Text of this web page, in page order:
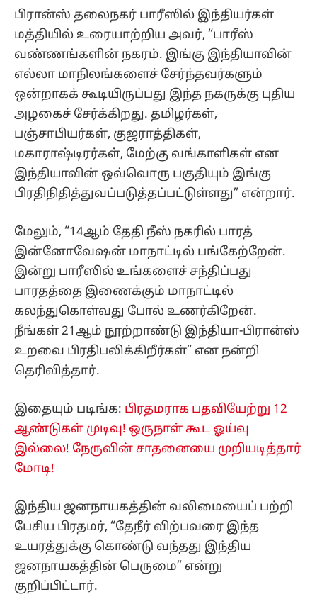
பிரான்ஸ் தலைநகர் பாரீஸில் இந்தியர்கள்
மத்தியில் உரையாற்றிய அவர், “பாரீஸ்
வண்ணங்களின் நகரம். இங்கு இந்தியாவின்
எல்லா மாநிலங்களைச் சேர்ந்தவர்களும்
ஒன்றாகக் கூடியிருப்பது இந்த நகருக்கு புதிய
அழகைச் சேர்க்கிறது. தமிழர்கள்,
பஞ்சாபியர்கள், குஜராத்திகள்,
மகாராஷ்டிரர்கள், மேற்கு வங்காளிகள் என
இந்தியாவின் ஒவ்வொரு பகுதியும் இங்கு
பிரதிநிதித்துவப்படுத்தப்பட்டுள்ளது” என்றார்.
மேலும், “14ஆம் தேதி நீஸ் நகரில் பாரத்
இன்னோவேஷன் மாநாட்டில் பங்கேற்றேன்.
இன்று பாரீஸில் உங்களைச் சந்திப்பது
பாரதத்தை இணைக்கும் மாநாட்டில்
கலந்துகொள்வது போல் உணர்கிறேன்.
நீங்கள் 21ஆம் நூற்றாண்டு இந்தியா-பிரான்ஸ்
உறவை பிரதிபலிக்கிறீர்கள்” என நன்றி
தெரிவித்தார்.
இதையும் படிங்க: பிரதமராக பதவியேற்று 12
ஆண்டுகள் முடிவு! ஒருநாள் கூட ஓய்வு
இல்லை! நேருவின் சாதனையை முறியடித்தார்
மோடி!
இந்திய ஜனநாயகத்தின் வலிமையைப் பற்றி
பேசிய பிரதமர், “தேநீர் விற்பவரை இந்த
உயரத்துக்கு கொண்டு வந்தது இந்திய
ஜனநாயகத்தின் பெருமை” என்று
குறிப்பிட்டார்.